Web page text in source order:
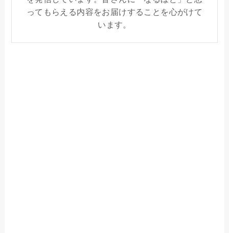
ってもらえる内容をお届けすることを心がけて
います。